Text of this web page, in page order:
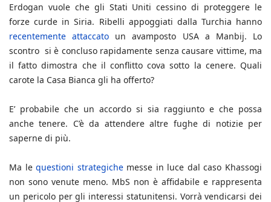
Erdogan vuole che gli Stati Uniti cessino di proteggere le
forze curde in Siria. Ribelli appoggiati dalla Turchia hanno
recentemente attaccato un avamposto USA a Manbij. Lo
scontro si è concluso rapidamente senza causare vittime, ma
il fatto dimostra che il conflitto cova sotto la cenere. Quali
carote la Casa Bianca gli ha offerto?
E’ probabile che un accordo si sia raggiunto e che possa
anche tenere. C’è da attendere altre fughe di notizie per
saperne di più.
Ma lequestioni strategichemesse in luce dal caso Khassogi
non sono venute meno. MbS non è affidabile e rappresenta
un pericolo per gli interessi statunitensi. Vorrà vendicarsi dei